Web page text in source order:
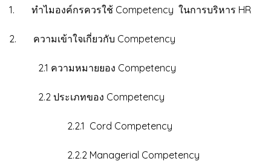
1. ทำไมองค์กรควรใช้ Competency ในการบริหาร HR
2. ความเข้าใจเกี่ยวกับ Competency
2.1 ความหมายยอง Competency
2.2 ประเภทของ Competency
2.2.1 Cord Competency
2.2.2 Managerial Competency